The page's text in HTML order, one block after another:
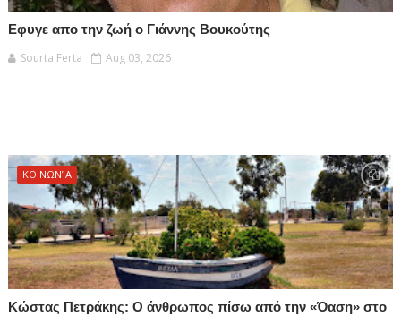
Εφυγε απο την ζωή ο Γιάννης Βουκούτης
Sourta Ferta
Aug 03, 2026
ΚΟΙΝΩΝΊΑ
Κώστας Πετράκης: Ο άνθρωπος πίσω από την «Όαση» στο